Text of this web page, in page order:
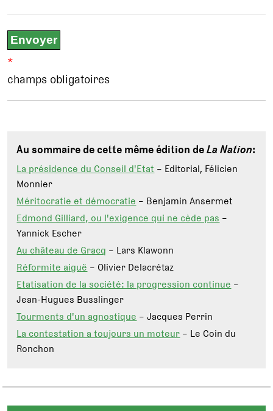
*
champs obligatoires
Au sommaire de cette même édition deLa Nation:
La présidence du Conseil d'Etat– Editorial, Félicien
Monnier
Méritocratie et démocratie– Benjamin Ansermet
Edmond Gilliard, ou l'exigence qui ne cède pas–
Yannick Escher
Au château de Gracq – Lars Klawonn
Réformite aiguë– Olivier Delacrétaz
Etatisation de la société: la progression continue–
Jean-Hugues Busslinger
Tourments d'un agnostique– Jacques Perrin
La contestation a toujours un moteur– Le Coin du
Ronchon